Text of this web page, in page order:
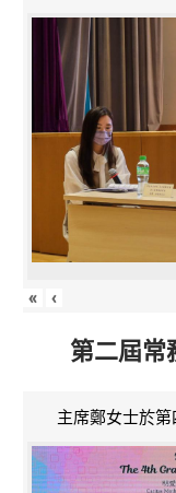
« ‹
第二屆
主席鄭女士於